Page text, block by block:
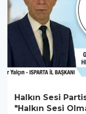
Halkın Sesi
"Halkın Sesi